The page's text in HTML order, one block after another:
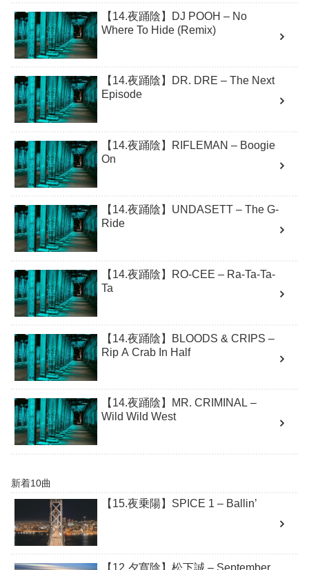
【14.夜踊陰】DJ POOH – No
Where To Hide (Remix)
【14.夜踊陰】DR. DRE – The Next
Episode
【14.夜踊陰】RIFLEMAN – Boogie
On
【14.夜踊陰】UNDASETT – The G-
Ride
【14.夜踊陰】RO-CEE – Ra-Ta-Ta-
Ta
【14.夜踊陰】BLOODS & CRIPS –
Rip A Crab In Half
【14.夜踊陰】MR. CRIMINAL –
Wild Wild West
新着10曲
【15.夜乗陽】SPICE 1 – Ballin’